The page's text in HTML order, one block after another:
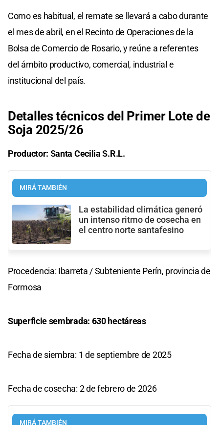
Como es habitual, el remate se llevará a cabo durante
el mes de abril, en el Recinto de Operaciones de la
Bolsa de Comercio de Rosario, y reúne a referentes
del ámbito productivo, comercial, industrial e
institucional del país.
Detalles técnicos del Primer Lote de
Soja 2025/26
Productor: Santa Cecilia S.R.L.
MIRÁ TAMBIÉN
La estabilidad climática generó
un intenso ritmo de cosecha en
el centro norte santafesino
Procedencia: Ibarreta / Subteniente Perín, provincia de
Formosa
Superficie sembrada: 630 hectáreas
Fecha de siembra: 1 de septiembre de 2025
Fecha de cosecha: 2 de febrero de 2026
MIRÁ TAMBIÉN